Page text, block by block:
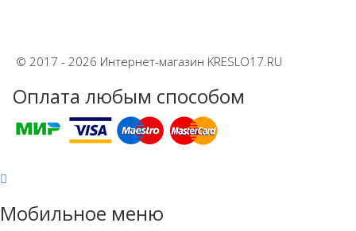
© 2017 - 2026 Интернет-магазин KRESLO17.RU
Оплата любым способом
Мобильное меню